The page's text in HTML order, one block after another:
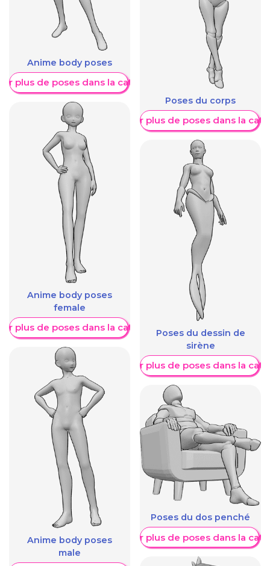
Anime body poses
plus de poses dans la catégorie
Anime body poses
female
plus de poses dans la catégorie
Anime body poses
male
Poses du corps
Afficher plus de poses dans la
Poses du dessin de
sirène
Afficher plus de poses dans la
Poses du dos penché
Afficher plus de poses dans la